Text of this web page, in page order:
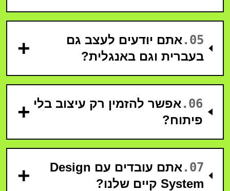
05
.אתם יודעים לעצב גם
בעברית וגם באנגלית?
+
06
.אפשר להזמין רק עיצוב בלי
פיתוח?
+
07
.
אתם עובדים עם Design
System קיים שלנו?
+